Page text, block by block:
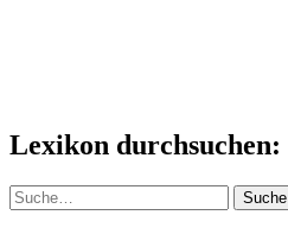
Lexikon durchsuchen:
Suche Suche